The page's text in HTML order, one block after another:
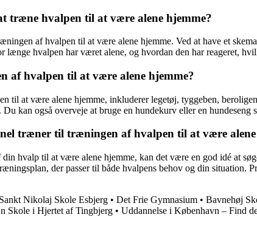
træne hvalpen til at være alene hjemme?
af hvalpen til at være alene hjemme. Ved at have et
længe hvalpen har været alene, og hvordan den har reageret,
af hvalpen til at være alene hjemme?
til at være alene hjemme, inkluderer legetøj, tyggeben,
kan også overveje at bruge en hundekurv eller en hundeseng
træner til træningen af hvalpen til at være alene
hvalp til at være alene hjemme, kan det være en god idé at
der passer til både hvalpens behov og din
Sankt Nikolaj Skole Esbjerg • Det Frie Gymnasium • Bavnehøj
Skole i Hjertet af Tingbjerg • Uddannelse i København – Find